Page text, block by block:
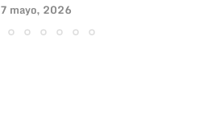
7 mayo, 2026